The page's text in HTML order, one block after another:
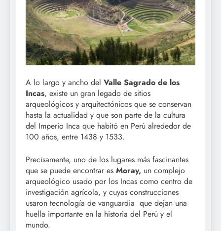
A lo largo y ancho del Valle Sagrado de los
Incas, existe un gran legado de sitios
arqueológicos y arquitectónicos que se conservan
hasta la actualidad y que son parte de la cultura
del Imperio Inca que habitó en Perú alrededor de
100 años, entre 1438 y 1533.
Precisamente, uno de los lugares más fascinantes
que se puede encontrar es Moray, un complejo
arqueológico usado por los Incas como centro de
investigación agrícola, y cuyas construcciones
usaron tecnología de vanguardia que dejan una
huella importante en la historia del Perú y el
mundo.